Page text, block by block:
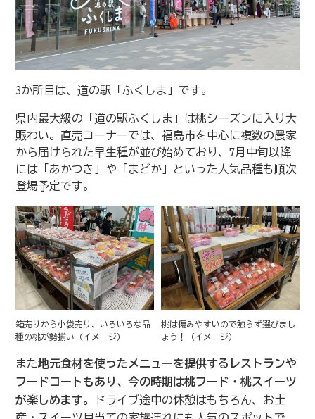
3か所目は、道の駅「ふくしま」です。
県内最大級の「道の駅ふくしま」は桃シーズンに入り大
賑わい。直売コーナーでは、福島市を中心に複数の農家
から届けられた早生種が並び始めており、7月中旬以降
には「あかつき」や「まどか」といった人気品種も順次
登場予定です。
箱売りから小袋売り、いろいろな品
種の桃が勢揃い（イメージ）
桃は傷みやすいので触らず選びまし
ょう！（イメージ）
また地元食材を使ったメニューを提供するレストランや
フードコートもあり、今の時期は桃フード・桃スイーツ
が楽しめます。
ドライブ途中の休憩はもちろん、お土